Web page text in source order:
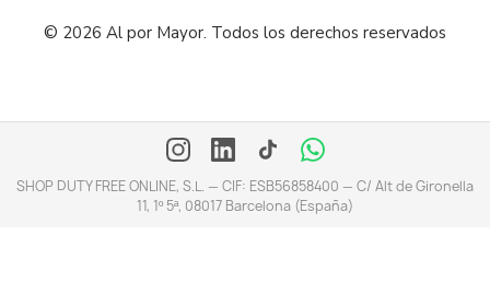
© 2026 Al por Mayor. Todos los derechos reservados
SHOP DUTY FREE ONLINE, S.L. — CIF: ESB56858400 — C/ Alt de Gironella
11, 1º 5ª, 08017 Barcelona (España)